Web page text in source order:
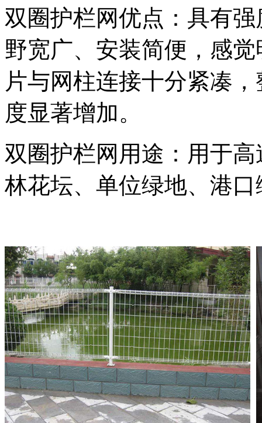
双圈护栏网优点：具有
野宽广、安装简便，感
片与网柱连接十分紧凑
度显著增加。
双圈护栏网用途：用于
林花坛、单位绿地、港